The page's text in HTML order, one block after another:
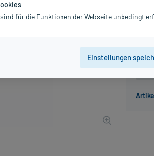
Der
sind für die Funktionen der Webseite unbedingt
Einstellungen